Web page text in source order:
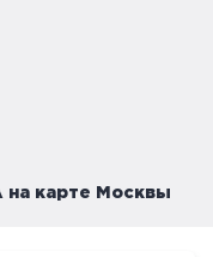
на карте Москвы